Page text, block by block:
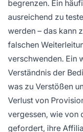
begrenzen. Ein
ausreichend zu
werden – das kann
falschen
verschwenden. Ein
Verständnis der
was zu Verstößen
Verlust von
vergessen, wie von
gefordert, ihre